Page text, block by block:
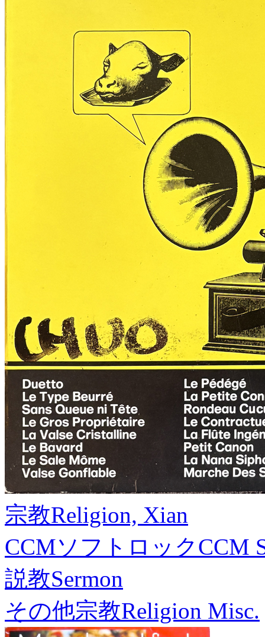
宗教Religion, Xian
CCMソフトロックCCM
説教Sermon
その他宗教Religion Misc.